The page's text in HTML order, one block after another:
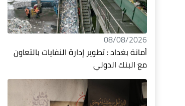
08/08/2026
أمانة بغداد : تطوير إدارة النفايات بالتعاون
مع البنك الدولي